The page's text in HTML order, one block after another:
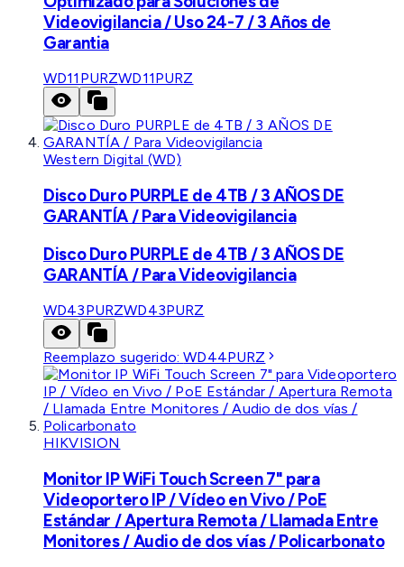
Videovigilancia / Uso 24-7 / 3 Años de
Garantia
WD11PURZWD11PURZ
Western Digital (WD)
Disco Duro PURPLE de 4TB / 3 AÑOS DE
GARANTÍA / Para Videovigilancia
Disco Duro PURPLE de 4TB / 3 AÑOS DE
GARANTÍA / Para Videovigilancia
WD43PURZWD43PURZ
Reemplazo sugerido:WD44PURZ
HIKVISION
Monitor IP WiFi Touch Screen 7" para
Videoportero IP / Vídeo en Vivo / PoE
Estándar / Apertura Remota / Llamada Entre
Monitores / Audio de dos vías / Policarbonato